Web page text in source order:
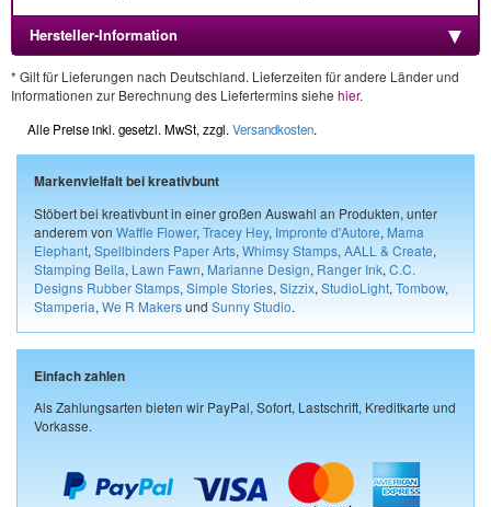
Hersteller-Information
* Gilt für Lieferungen nach Deutschland. Lieferzeiten für andere Länder und
Informationen zur Berechnung des Liefertermins siehe hier.
Alle Preise inkl. gesetzl. MwSt, zzgl. Versandkosten.
Markenvielfalt bei kreativbunt
Stöbert bei kreativbunt in einer großen Auswahl an Produkten, unter
anderem von Waffle Flower, Tracey Hey, Impronte d'Autore, Mama
Elephant, Spellbinders Paper Arts, Whimsy Stamps, AALL & Create,
Stamping Bella, Lawn Fawn, Marianne Design, Ranger Ink, C.C.
Designs Rubber Stamps, Simple Stories, Sizzix, StudioLight, Tombow,
Stamperia, We R Makersund Sunny Studio.
Einfach zahlen
Als Zahlungsarten bieten wir PayPal, Sofort, Lastschrift, Kreditkarte und
Vorkasse.